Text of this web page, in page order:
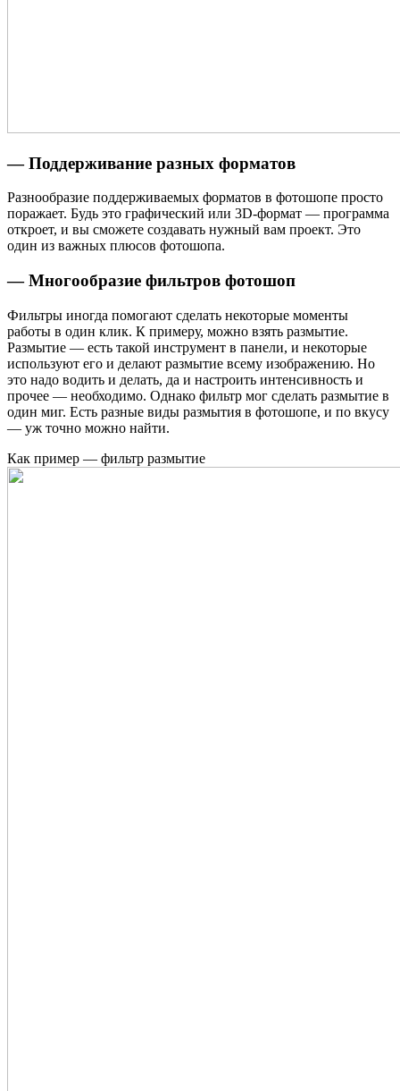
— Поддерживание разных форматов
Разнообразие поддерживаемых форматов в фотошопе просто
поражает. Будь это графический или 3D-формат — программа
откроет, и вы сможете создавать нужный вам проект. Это
один из важных плюсов фотошопа.
— Многообразие фильтров фотошоп
Фильтры иногда помогают сделать некоторые моменты
работы в один клик. К примеру, можно взять размытие.
Размытие — есть такой инструмент в панели, и некоторые
используют его и делают размытие всему изображению. Но
это надо водить и делать, да и настроить интенсивность и
прочее — необходимо. Однако фильтр мог сделать размытие в
один миг. Есть разные виды размытия в фотошопе, и по вкусу
— уж точно можно найти.
Как пример — фильтр размытие